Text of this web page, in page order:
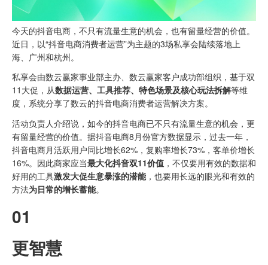
今天的抖音电商，不只有流量生意的机会，也有留量经营的价值。
近日，以“抖音电商消费者运营”为主题的3场私享会陆续落地上
海、广州和杭州。
私享会由数云赢家事业部主办、数云赢家客户成功部组织，基于双
11大促，从数据运营、工具推荐、特色场景及核心玩法拆解等维
度，系统分享了数云的抖音电商消费者运营解决方案。
活动负责人介绍说，如今的抖音电商已不只有流量生意的机会，更
有留量经营的价值。据抖音电商8月份官方数据显示，过去一年，
抖音电商月活跃用户同比增长62%，复购率增长73%，客单价增长
16%。因此商家应当最大化抖音双11价值 ，不仅要用有效的数据和
好用的工具激发大促生意暴涨的潜能，也要用长远的眼光和有效的
方法为日常的增长蓄能。
01
更智慧